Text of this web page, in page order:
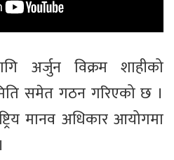
अर्जुन विक्रम शाहीको
समेत गठन गरिएको छ ।
मानव अधिकार आयोगमा